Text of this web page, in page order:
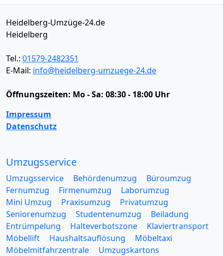
Heidelberg-Umzüge-24.de
Heidelberg
Tel.: 01579-2482351
E-Mail: info@heidelberg-umzuege-24.de
Öffnungszeiten: Mo - Sa: 08:30 - 18:00 Uhr
Impressum
Datenschutz
Umzugsservice
Umzugsservice Behördenumzug
Büroumzug
Fernumzug
Firmenumzug
Laborumzug
Mini Umzug
Praxisumzug
Privatumzug
Seniorenumzug
Studentenumzug
Beiladung
Entrümpelung
Halteverbotszone
Klaviertransport
Möbellift
Haushaltsauflösung
Möbeltaxi
Möbelmitfahrzentrale
Umzugskartons